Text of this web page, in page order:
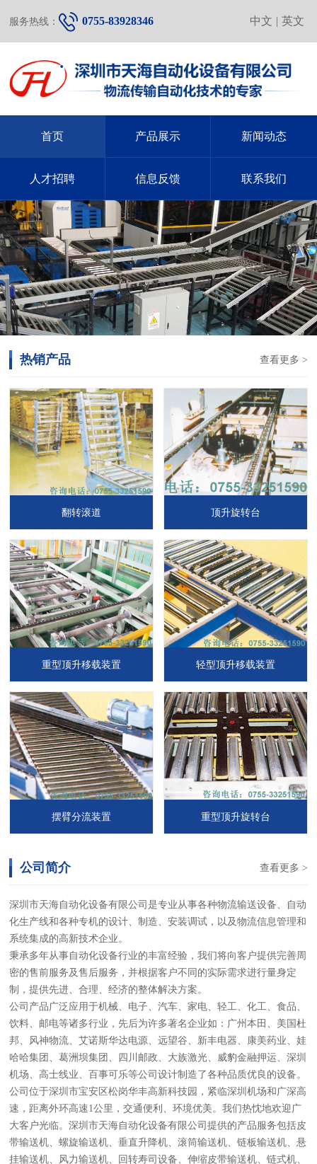
中文 | 英文
服务热线： 0755-83928346
首页 产品展示 新闻动态
人才招聘 信息反馈 联系我们
查看更多 >
热销产品
翻转滚道 顶升旋转台
重型顶升移载装置 轻型顶升移载装置
摆臂分流装置 重型顶升旋转台
查看更多 >
公司简介
深圳市天海自动化设备有限公司是专业从事各种物流输送设备、自动
化生产线和各种专机的设计、制造、安装调试，以及物流信息管理和
系统集成的高新技术企业。
秉承多年从事自动化设备行业的丰富经验，我们将向客户提供完善周
密的售前服务及售后服务，并根据客户不同的实际需求进行量身定
制，提供先进、合理、经济的整体解决方案。
公司产品广泛应用于机械、电子、汽车、家电、轻工、化工、食品、
饮料、邮电等诸多行业，先后为许多著名企业如：广州本田、美国杜
邦、风神物流、艾诺斯华达电源、远望谷、新丰电器、康美药业、娃
哈哈集团、葛洲坝集团、四川邮政、大族激光、威豹金融押运、深圳
机场、高士线业、百事可乐等公司设计制造了各种品质优良的设备。
公司位于深圳市宝安区松岗华丰高新科技园，紧临深圳机场和广深高
速，距离外环高速1公里，交通便利、环境优美。我们热忱地欢迎广
大客户光临。深圳市天海自动化设备有限公司提供的产品服务包括皮
带输送机、螺旋输送机、垂直升降机、滚筒输送机、链板输送机、悬
挂输送机、风力输送机、回转寿司设备、伸缩皮带输送机、链式机、